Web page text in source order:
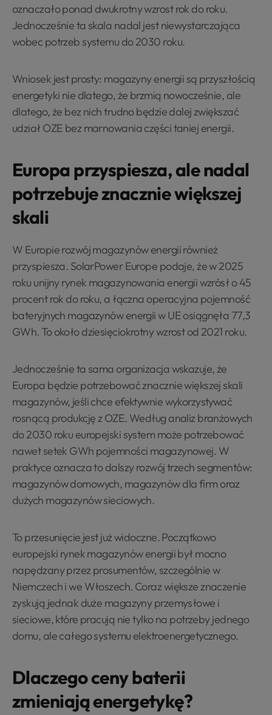
oznaczało ponad dwukrotny wzrost rok do roku.
Jednocześnie ta skala nadal jest niewystarczająca
wobec potrzeb systemu do 2030 roku.
Wniosek jest prosty: magazyny energii są przyszłością
energetyki nie dlatego, że brzmią nowocześnie, ale
dlatego, że bez nich trudno będzie dalej zwiększać
udział OZE bez marnowania części taniej energii.
Europa przyspiesza, ale nadal
potrzebuje znacznie większej
skali
W Europie rozwój magazynów energii również
przyspiesza. SolarPower Europe podaje, że w 2025
roku unijny rynek magazynowania energii wzrósł o 45
procent rok do roku, a łączna operacyjna pojemność
bateryjnych magazynów energii w UE osiągnęła 77,3
GWh. To około dziesięciokrotny wzrost od 2021 roku.
Jednocześnie ta sama organizacja wskazuje, że
Europa będzie potrzebować znacznie większej skali
magazynów, jeśli chce efektywnie wykorzystywać
rosnącą produkcję z OZE. Według analiz branżowych
do 2030 roku europejski system może potrzebować
nawet setek GWh pojemności magazynowej. W
praktyce oznacza to dalszy rozwój trzech segmentów:
magazynów domowych, magazynów dla firm oraz
dużych magazynów sieciowych.
To przesunięcie jest już widoczne. Początkowo
europejski rynek magazynów energii był mocno
napędzany przez prosumentów, szczególnie w
Niemczech i we Włoszech. Coraz większe znaczenie
zyskują jednak duże magazyny przemysłowe i
sieciowe, które pracują nie tylko na potrzeby jednego
domu, ale całego systemu elektroenergetycznego.
Dlaczego ceny baterii
zmieniają energetykę?